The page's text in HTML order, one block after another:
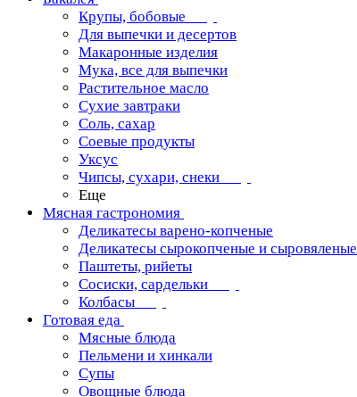
Крупы, бобовые
Для выпечки и десертов
Макаронные изделия
Мука, все для выпечки
Растительное масло
Сухие завтраки
Соль, сахар
Соевые продукты
Уксус
Чипсы, сухари, снеки
Еще
Мясная гастрономия
Деликатесы варено-копченые
Деликатесы сырокопченые и сыровяленые
Паштеты, рийеты
Сосиски, сардельки
Колбасы
Готовая еда
Мясные блюда
Пельмени и хинкали
Супы
Овощные блюда